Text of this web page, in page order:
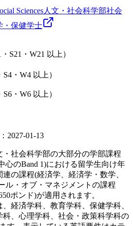
Sciences人文・社会科学部社会
・保健学士
S21・W21 以上）
・W4 以上）
・W6 以上）
2027-01-13
・社会科学部の大部分の学部課程
心のBand 1)における留学生向け年
の課程(経済学、経済学・数学、
ル・オブ・マネジメントの課程
ポンド)が適用されます。
経済学科、教育学科、保健学科、
、心理学科、社会・政策科学科の